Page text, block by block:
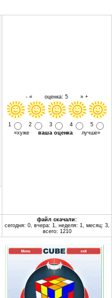
- « оценка: 5 » +
1 2 3 4
5
«хуже ваша оценкалучше»
файл скачали:
сегодня: 0, вчера: 1, неделя: 1, месяц: 3,
всего: 1210